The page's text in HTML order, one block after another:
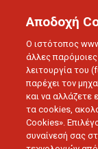
Αποδοχή
Ο ιστότοπος
άλλες
λειτουργία του
παρέχει τον
και να αλλάζετε
τα cookies,
Cookies».
συναίνεσή σας